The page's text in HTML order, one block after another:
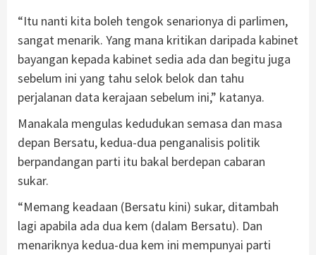
“Itu nanti kita boleh tengok senarionya di parlimen,
sangat menarik. Yang mana kritikan daripada kabinet
bayangan kepada kabinet sedia ada dan begitu juga
sebelum ini yang tahu selok belok dan tahu
perjalanan data kerajaan sebelum ini,” katanya.
Manakala mengulas kedudukan semasa dan masa
depan Bersatu, kedua-dua penganalisis politik
berpandangan parti itu bakal berdepan cabaran
sukar.
“Memang keadaan (Bersatu kini) sukar, ditambah
lagi apabila ada dua kem (dalam Bersatu). Dan
menariknya kedua-dua kem ini mempunyai parti